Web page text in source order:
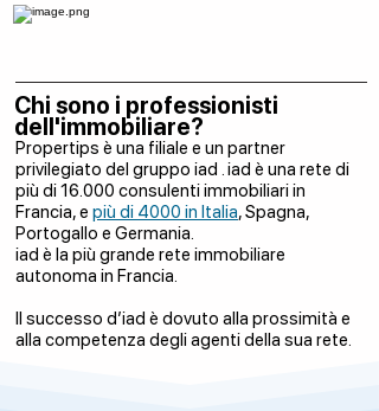
Chi sono i professionisti
dell'immobiliare?
Propertips è una filiale e un partner
privilegiato del gruppo iad . iad è una rete di
più di 16.000 consulenti immobiliari in
Francia, e più di 4000 in Italia, Spagna,
Portogallo e Germania.
iad è la più grande rete immobiliare
autonoma in Francia.
Il successo d’iad è dovuto alla prossimità e
alla competenza degli agenti della sua rete.